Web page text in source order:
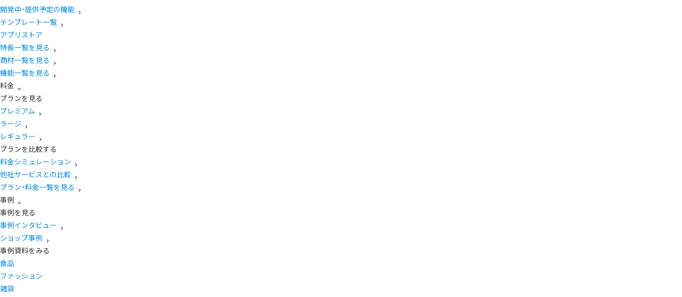
開発中・提供予定の機能
テンプレート一覧
アプリストア
特長一覧を見る
商材一覧を見る
機能一覧を見る
料金
プランを見る
プレミアム
ラージ
レギュラー
プランを比較する
料金シミュレーション
他社サービスとの比較
プラン・料金一覧を見る
事例
事例を見る
事例インタビュー
ショップ事例
事例資料をみる
食品
ファッション
雑貨